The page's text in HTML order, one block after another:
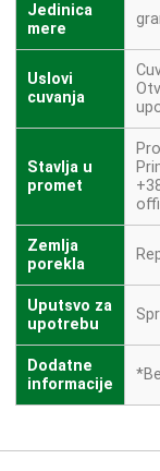
Jedinica
mere
Uslovi
cuvanja
Stavlja u
promet
Zemlja
porekla
Uputsvo za
upotrebu
Dodatne
informacije